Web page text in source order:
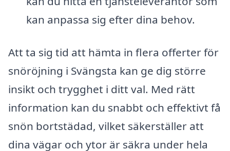
kan anpassa sig efter dina behov.
Att ta sig tid att hämta in flera offerter för
snöröjning i Svängsta kan ge dig större
insikt och trygghet i ditt val. Med rätt
information kan du snabbt och effektivt få
snön bortstädad, vilket säkerställer att
dina vägar och ytor är säkra under hela